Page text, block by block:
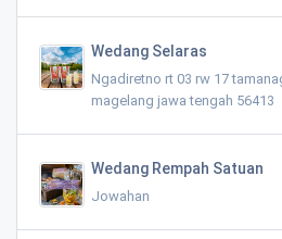
Wedang Selaras
Ngadiretno rt 03 rw 17
magelang jawa tengah 56413
Wedang Rempah Satuan
Jowahan